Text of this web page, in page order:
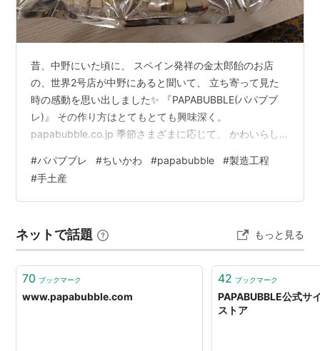
昔、中野にいた頃に、 スペイン発祥の金太郎飴のお店
の、世界2号店が中野にあると聞いて、 立ち寄って見た
時の感動を思い出しました✨ 『PAPABUBBLE(パパブブ
レ)』 その作り方はとてもとても興味深く。
papabubble.co.jp 季節さまざまに応じて、 かわいらし
『ちいかわ』！ ヤハ！ 相変わらずの高いパパブブレ品質
✨ そして、お味は全部異なるという、芸の細かさ… そう
そう、こんな美味しくなさそ？に見えて、 意外と(失礼
るみたい。 ご参考まで〜 【パパブブレ公式サイト】
【ちいか…
#パパブブレ #ちいかわ #papabubble #製造工程
#手土産
ネットで話題 もっと見る
70 ブックマーク
www.papabubble.com
42 ブックマーク
PAPABUBBLE公式サ
ストア